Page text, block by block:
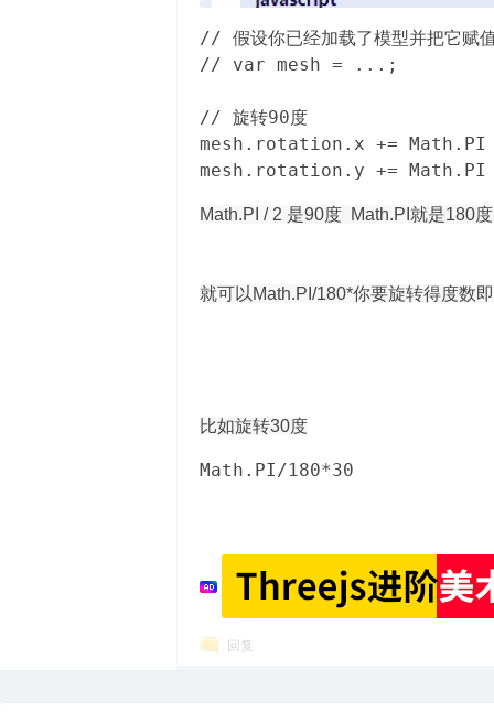
// 假设你已经加载了模型并把它
// var mesh = ...;
// 旋转90度
mesh.rotation.x +=
mesh.rotation.y +=
Math.PI / 2 是90度 Math.PI就是180
就可以 Math.PI/180*你要旋转得度数
比如旋转30度
Math.PI/180*30
回复